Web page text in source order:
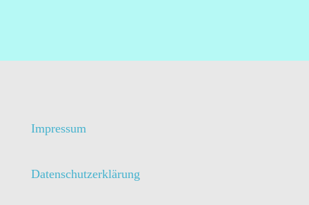
Impressum
Datenschutzerklärung